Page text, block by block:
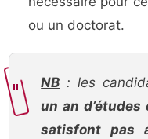
ou un doctorat.
NB : les
un an
satisfont pas